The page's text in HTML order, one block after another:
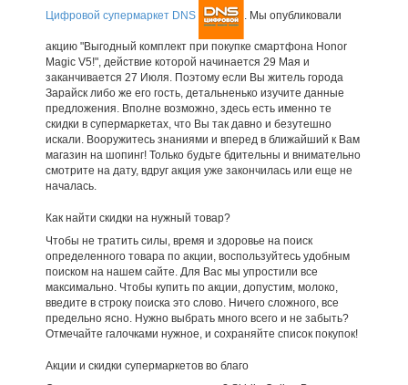
Цифровой супермаркет DNS . Мы опубликовали
акцию "Выгодный комплект при покупке смартфона Honor
Magic V5!", действие которой начинается 29 Мая и
заканчивается 27 Июля. Поэтому если Вы житель города
Зарайск либо же его гость, детальненько изучите данные
предложения. Вполне возможно, здесь есть именно те
скидки в супермаркетах, что Вы так давно и безутешно
искали. Вооружитесь знаниями и вперед в ближайший к Вам
магазин на шопинг! Только будьте бдительны и внимательно
смотрите на дату, вдруг акция уже закончилась или еще не
началась.
Как найти скидки на нужный товар?
Чтобы не тратить силы, время и здоровье на поиск
определенного товара по акции, воспользуйтесь удобным
поиском на нашем сайте. Для Вас мы упростили все
максимально. Чтобы купить по акции, допустим, молоко,
введите в строку поиска это слово. Ничего сложного, все
предельно ясно. Нужно выбрать много всего и не забыть?
Отмечайте галочками нужное, и сохраняйте список покупок!
Акции и скидки супермаркетов во благо